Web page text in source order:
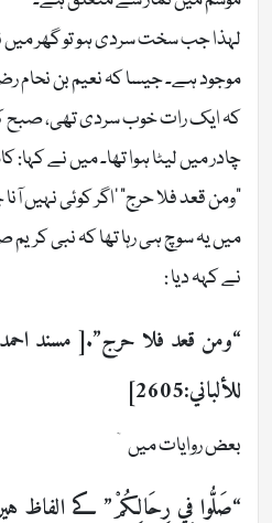
لہذا جب سخت سردی ہو تو گھر
موجود ہے۔ جیسا کہ نعیم بن نحام
کہ ایک رات خوب سردی تھی، صبح
چادر میں لیٹا ہوا تھا۔ میں نے
“ومن قعد فلا حرج” ’اگر کوئی نہیں
میں یہ سوچ ہی رہا تھا کہ نبی
نے کہہ دیا :
للألباني:2605]
بعض روایات میں ۤ
“صَلُّوا فِي رِحَالِكُمْ” کے الفاظ